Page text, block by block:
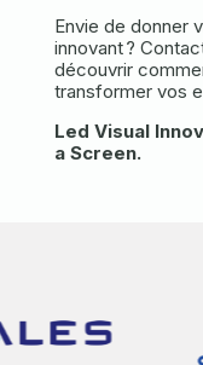
Envie de donner
innovant ?
découvrir
transformer vos
Led Visual
a Screen.